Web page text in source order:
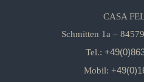
CASA
Schmitten 1a –
Tel.:
Mobil: